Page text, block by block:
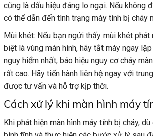
cũng là dấu hiệu đáng lo ngại. Nếu không
có thể dẫn đến tình trạng máy tính bị cháy
Mùi khét: Nếu bạn ngửi thấy mùi khét
biệt là vùng màn hình, hãy tắt máy ngay
nguy hiểm nhất, báo hiệu nguy cơ cháy
rất cao. Hãy tiến hành liên hệ ngay với
được tư vấn và hỗ trợ kịp thời.
Cách xử lý khi màn hình máy
Khi phát hiện màn hình máy tính bị cháy,